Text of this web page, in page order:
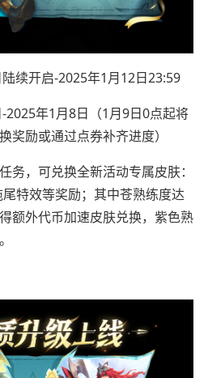
续开启-2025年1月12日23:59
2025年1月8日（1月9日0点起将
奖励或通过点券补齐进度）
务，可兑换全新活动专属皮肤：
特效等奖励；其中苍熟练度达
额外代币加速皮肤兑换，紫色熟